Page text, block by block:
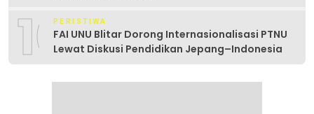
10PERISTIWA
FAI UNU Blitar Dorong Internasionalisasi PTNU
Lewat Diskusi Pendidikan Jepang–Indonesia